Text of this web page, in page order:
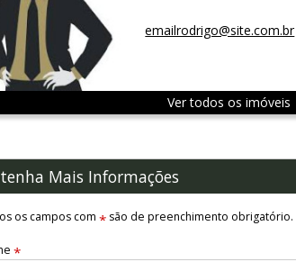
emailrodrigo@site.com.br
Ver todos os imóveis
Mais Informações
os campos com *são de preenchimento obrigatório.
*